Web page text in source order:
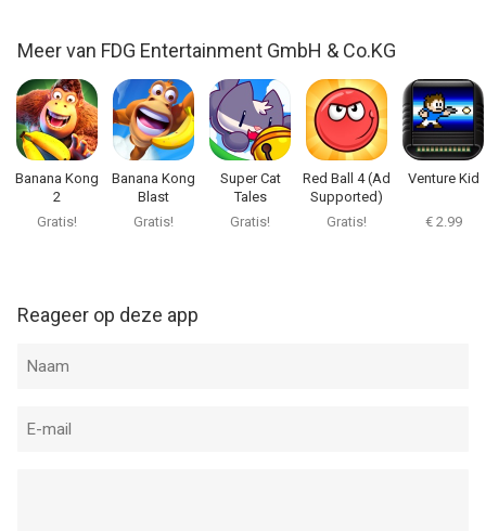
Meer van FDG Entertainment GmbH & Co.KG
Banana Kong
2
Gratis!
Banana Kong
Blast
Gratis!
Super Cat
Tales
Gratis!
Red Ball 4 (Ad
Supported)
Gratis!
Venture Kid
€ 2.99
Reageer op deze app